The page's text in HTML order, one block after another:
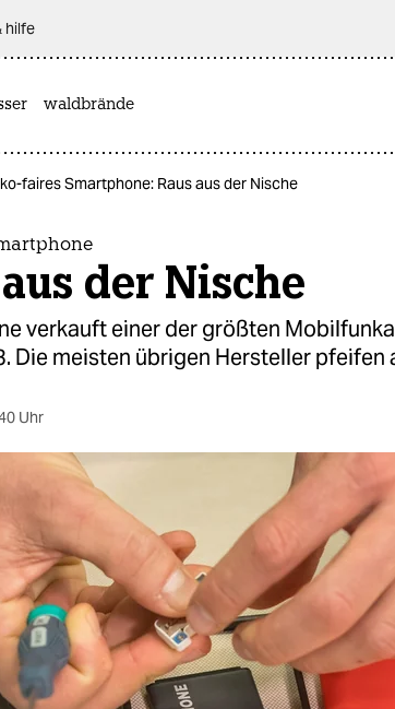
hilfe
waldbrände
faires Smartphone: Raus aus der Nische
der Nische
verkauft einer der größten
Die meisten übrigen Hersteller pfeifen
Uhr